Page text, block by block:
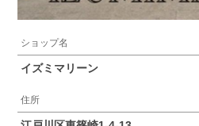
ショップ名
イズミマリーン
住所